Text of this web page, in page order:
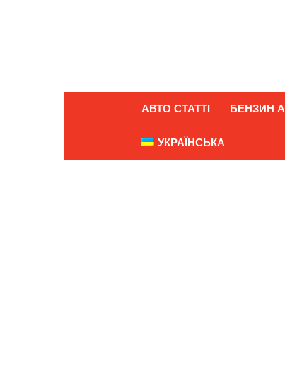
АВТО СТАТТІ БЕНЗИН
УКРАЇНСЬКА